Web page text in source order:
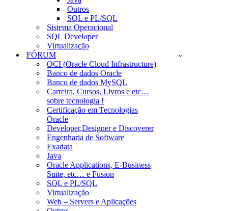
Outros
SQL e PL/SQL
Sistema Operacional
SQL Developer
Virtualização
FÓRUM
OCI (Oracle Cloud Infrastructure)
Banco de dados Oracle
Banco de dados MySQL
Carreira, Cursos, Livros e etc…
sobre tecnologia !
Certificação em Tecnologias
Oracle
Developer,Designer e Discoverer
Engenharia de Software
Exadata
Java
Oracle Applications, E-Business
Suite, etc… e Fusion
SQL e PL/SQL
Virtualização
Web – Servers e Aplicações